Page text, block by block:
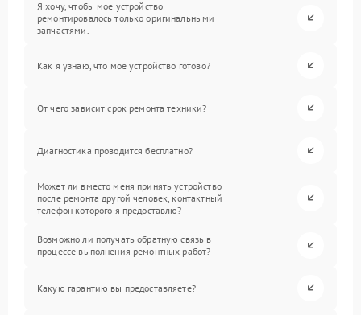
Я хочу, чтобы мое устройство
ремонтировалось только оригинальными
запчастями.
Как я узнаю, что мое устройство готово?
От чего зависит срок ремонта техники?
Диагностика проводится бесплатно?
Может ли вместо меня принять устройство
после ремонта другой человек, контактный
телефон которого я предоставлю?
Возможно ли получать обратную связь в
процессе выполнения ремонтных работ?
Какую гарантию вы предоставляете?